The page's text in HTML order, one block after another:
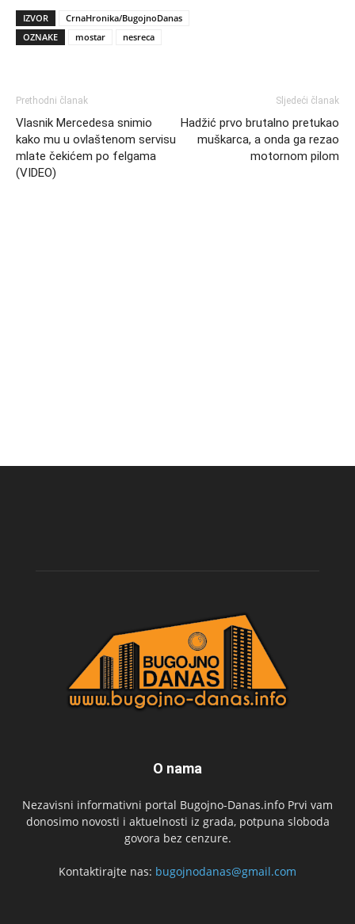
IZVOR
CrnaHronika/BugojnoDanas
OZNAKE
mostar nesreca
Prethodni članak
Vlasnik Mercedesa snimio
kako mu u ovlaštenom servisu
mlate čekićem po felgama
(VIDEO)
Sljedeći članak
Hadžić prvo brutalno pretukao
muškarca, a onda ga rezao
motornom pilom
O nama
Nezavisni informativni portal Bugojno-Danas.info Prvi vam
donosimo novosti i aktuelnosti iz grada, potpuna sloboda
govora bez cenzure.
Kontaktirajte nas: bugojnodanas@gmail.com